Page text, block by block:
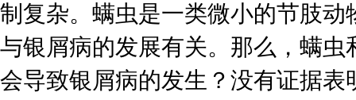
制复杂。螨虫是一类微小的节肢
与银屑病的发展有关。那么，螨
会导致银屑病的发生？没有证据